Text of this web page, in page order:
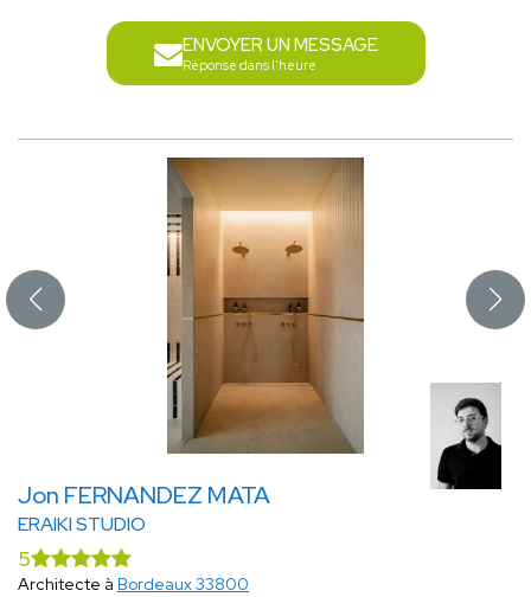
ENVOYER UN MESSAGE
Réponse dans l'heure
Jon FERNANDEZ MATA
ERAIKI STUDIO
5
Architecte à Bordeaux 33800